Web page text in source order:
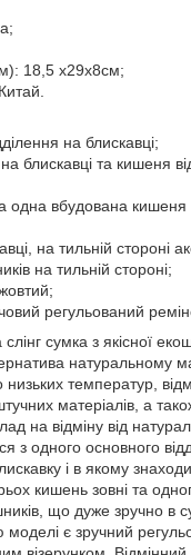
18,5 х29х8см;
на блискавці;
блискавці та кишеня
одна вбудована кишеня
на тильній стороні
на тильній стороні;
регульований
сумка з якісної
натуральному
низьких температур,
матеріалів, а
на відміну від
з одного основного
і в якому
кишень зовні та
що дуже зручно в
є зручний